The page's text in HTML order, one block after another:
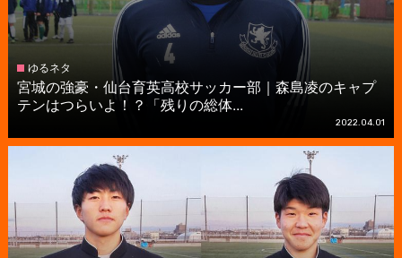
ゆるネタ
宮城の強豪・仙台育英高校サッカー部｜森島凌のキャプ
テンはつらいよ！？「残りの総体...
2022.04.01